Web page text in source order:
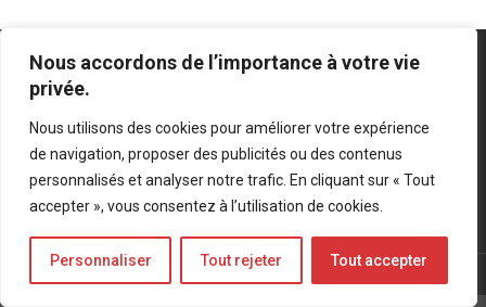
Nous accordons de l’importance à votre vie
privée.
Nous utilisons des cookies pour améliorer votre expérience
de navigation, proposer des publicités ou des contenus
personnalisés et analyser notre trafic. En cliquant sur « Tout
accepter », vous consentez à l’utilisation de cookies.
Personnaliser Tout rejeter Tout accepter
Mentions légales-Politique de confidentialité
Bluesky
LinkedIn
Twitter
© Forces Operations Blog - 2022